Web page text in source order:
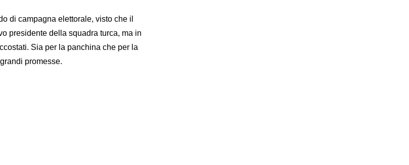
di campagna elettorale, visto che il
presidente della squadra turca, ma in
Sia per la panchina che per la
promesse.